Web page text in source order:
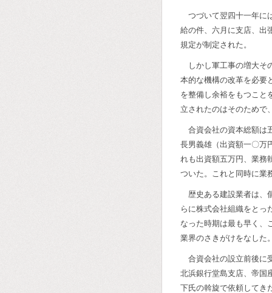
つづいて翌四十一年に
給の件、六月に支店、出
規定が制定された。
しかし軍工事の増大そ
本的な機構の改革を必要
を整備し余裕をもつこと
立されたのはそのためで
合資会社の資本総額は
長男義雄（出資額一〇万
れも出資額五万円、業務
ついた。これと同時に業
歴史ある建設業者は、
らに株式会社組織をとっ
なった時期は最も早く、
業界のさきがけをなした
合資会社の設立前後に
北浜銀行堂島支店、帝国
下氏の斡旋で依頼してき